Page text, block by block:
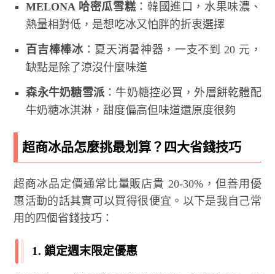
MELONA 哈密瓜雪糕 ：韓國進口，水果味濃、
熱量相對低，是想吃冰又怕胖的折衷選擇
百吉棒棒冰：夏天消暑神器，一支不到 20 元，
缺點是除了涼沒什麼味道
森永牛奶糖雪派：牛奶糖控必買，外層餅乾體配
牛奶糖冰淇淋，甜度偏高但味道還原度很夠
超商冰品怎麼挑最划算？四大省錢技巧
超商冰品定價通常比量販店貴 20-30%，但善用優
惠活動的話其實可以買得很便宜。以下是我自己常
用的四個省錢技巧：
1. 鎖定週末限定優惠